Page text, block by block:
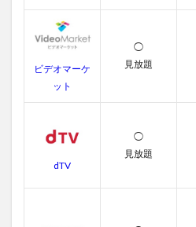
ビデオマーケ
ット
◯
見放題
dTV
◯
見放題